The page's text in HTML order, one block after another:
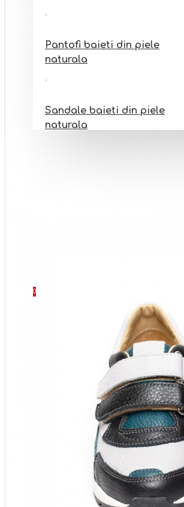
Pantofi baieti din piele
naturala
Sandale baieti din piele
naturala
0